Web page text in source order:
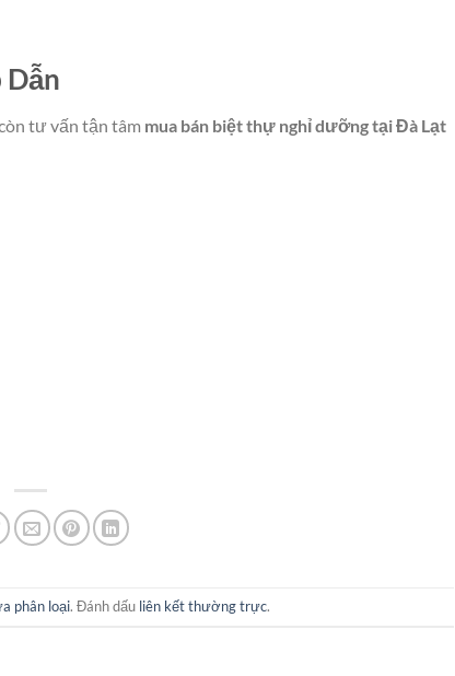
Dẫn
tư vấn tận tâm mua bán biệt thự nghỉ dưỡng tại Đà Lạt
phân loại. Đánh dấu liên kết thường trực.